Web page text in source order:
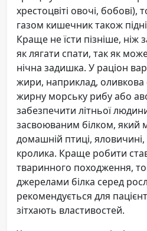
хрестоцвіті овочі,
газом кишечник також
Краще не їсти пізніше, ніж
як лягати спати, так як
нічна задишка. У раціон
жири, наприклад, оливкова
жирну морську рибу або
забезпечити літньої
засвоюваним білком, який
домашній птиці, яловичині,
кролика. Краще робити
тваринного походження,
джерелами білка серед
рекомендується для
зітхають властивостей.